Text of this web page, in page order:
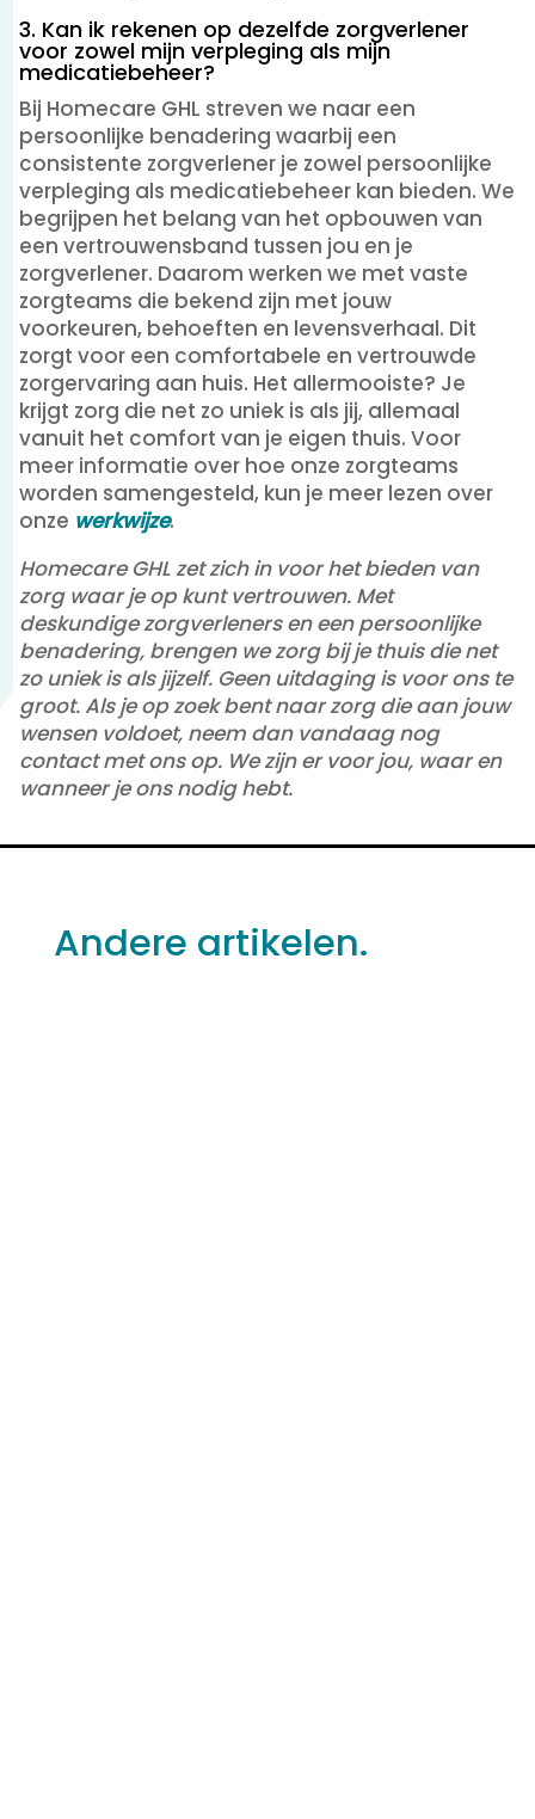
3. Kan ik rekenen op dezelfde zorgverlener
voor zowel mijn verpleging als mijn
medicatiebeheer?
Bij Homecare GHL streven we naar een
persoonlijke benadering waarbij een
consistente zorgverlener je zowel persoonlijke
verpleging als medicatiebeheer kan bieden. We
begrijpen het belang van het opbouwen van
een vertrouwensband tussen jou en je
zorgverlener. Daarom werken we met vaste
zorgteams die bekend zijn met jouw
voorkeuren, behoeften en levensverhaal. Dit
zorgt voor een comfortabele en vertrouwde
zorgervaring aan huis. Het allermooiste? Je
krijgt zorg die net zo uniek is als jij, allemaal
vanuit het comfort van je eigen thuis. Voor
meer informatie over hoe onze zorgteams
worden samengesteld, kun je meer lezen over
onze werkwijze.
Homecare GHL zet zich in voor het bieden van
zorg waar je op kunt vertrouwen. Met
deskundige zorgverleners en een persoonlijke
benadering, brengen we zorg bij je thuis die net
zo uniek is als jijzelf. Geen uitdaging is voor ons te
groot. Als je op zoek bent naar zorg die aan jouw
wensen voldoet, neem dan vandaag nog
contact met ons op. We zijn er voor jou, waar en
wanneer je ons nodig hebt.
Andere artikelen.